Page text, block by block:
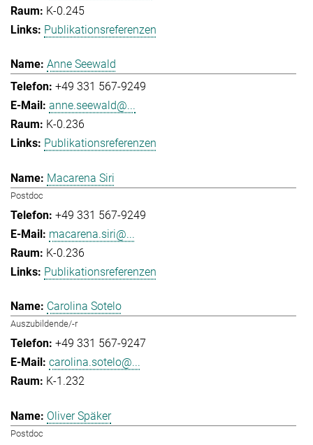
K-0.245
Publikationsreferenzen
Anne Seewald
+49 331 567-9249
anne.seewald@...
K-0.236
Publikationsreferenzen
Macarena Siri
Postdoc
+49 331 567-9249
macarena.siri@...
K-0.236
Publikationsreferenzen
Carolina Sotelo
Auszubildende/-r
+49 331 567-9247
carolina.sotelo@...
K-1.232
Oliver Späker
Postdoc